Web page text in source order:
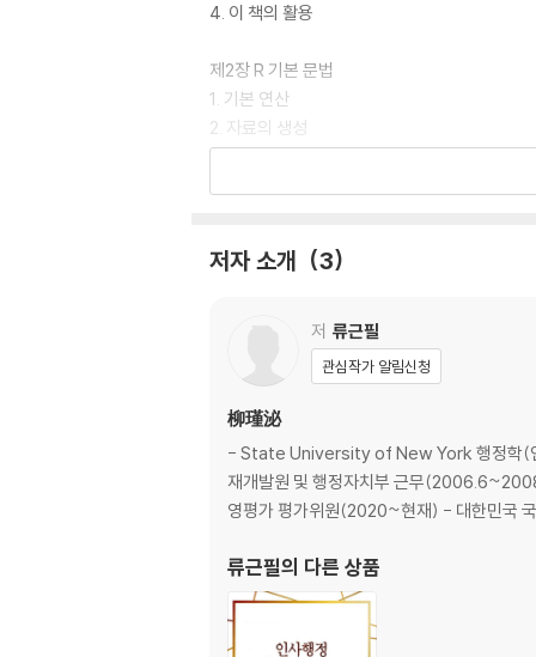
4. 이 책의 활용
제2장 R 기본 문법
1. 기본 연산
2. 자료의 생성
3. 조건문과 반복문을 통한 자료 생성
2. 데이터 구조의 이해
4. 데이터 인덱싱
제4장 데이터 전처리
1. 데이터 세트 탑재 및 저장하기
2. 데이터 탐색 및 결측값 처리
3. 데이터의 자르기와 합치기
4. 데이터 가공 및 변형
제5장 기초 통계의 이해
1. 변수의 측정과 척도
2. 자료의 중심경향성 측정
3. 자료 흩어짐 측정
저자 소개 3
저 류근필
관심작가 알림신청
柳瑾泌
- State University of New York 행정학(
재개발원 및 행정자치부 근무
영평가 평가위원(2020~현재) - 대한민국
류근필의 다른 상품